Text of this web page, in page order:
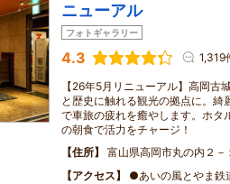
ニューアル
フォトギャラリー
4.3 1,319
【26年5月リニューアル】高岡古
と歴史に触れる観光の拠点に。綺
で車旅の疲れを癒やします。ホタ
の朝食で活力をチャージ！
住所
富山県高岡市丸の内２－
アクセス
●あいの風とやま鉄